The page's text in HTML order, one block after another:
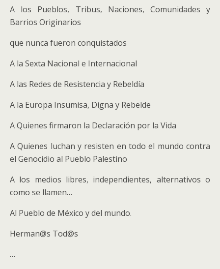
A los Pueblos, Tribus, Naciones, Comunidades y
Barrios Originarios
que nunca fueron conquistados
A la Sexta Nacional e Internacional
A las Redes de Resistencia y Rebeldía
A la Europa Insumisa, Digna y Rebelde
A Quienes firmaron la Declaración por la Vida
A Quienes luchan y resisten en todo el mundo contra
el Genocidio al Pueblo Palestino
A los medios libres, independientes, alternativos o
como se llamen…
Al Pueblo de México y del mundo.
Herman@s Tod@s
…